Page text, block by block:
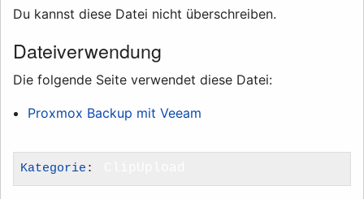
Du kannst diese Datei nicht überschreiben.
Dateiverwendung
Die folgende Seite verwendet diese Datei:
Proxmox Backup mit Veeam
Kategorie :